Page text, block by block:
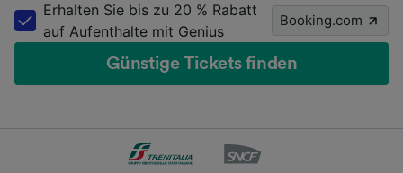
Erhalten Sie bis zu 20 % Rabatt
auf Aufenthalte mit Genius
Booking.com
Günstige Tickets finden